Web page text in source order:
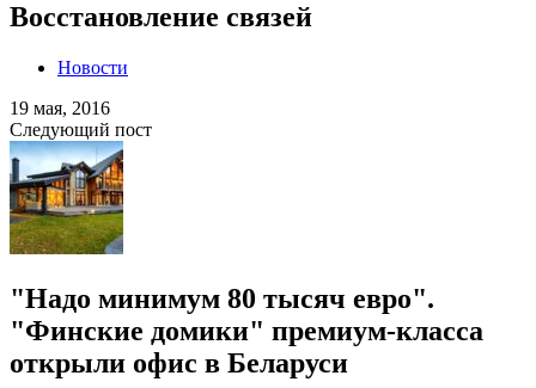
Восстановление связей
Новости
19 мая, 2016
Следующий пост
"Надо минимум 80 тысяч евро".
"Финские домики" премиум-класса
открыли офис в Беларуси